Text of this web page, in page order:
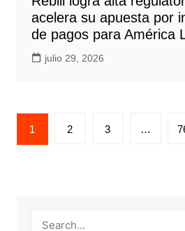
acelera su apuesta por
de pagos para América
julio 29, 2026
Paginación
de
1 2 3 …